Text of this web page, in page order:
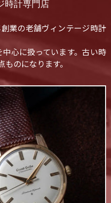
時計専門店
業の老舗ヴィンテージ時計
心に扱っています。古い時
のになります。